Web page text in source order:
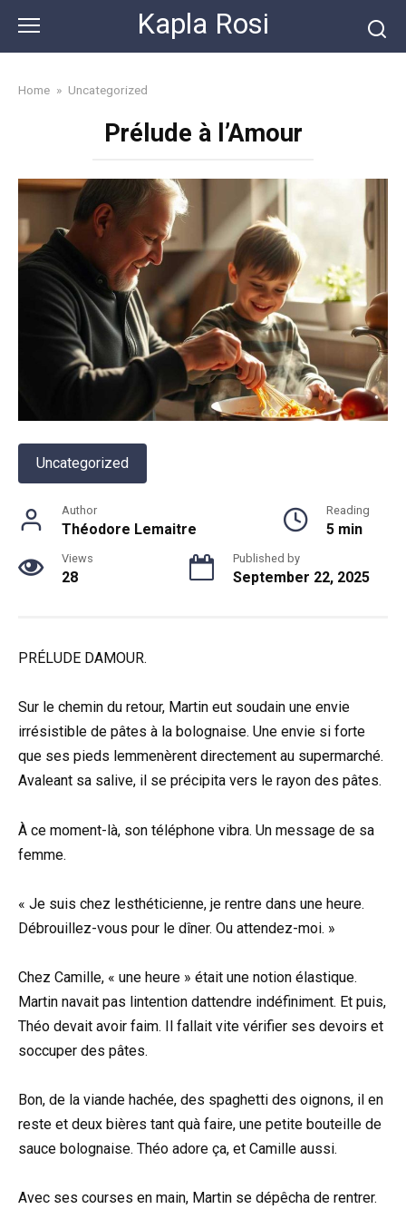
content
Kapla Rosi
Home » Uncategorized
Prélude à l’Amour
Uncategorized
Author
Théodore Lemaitre
Reading
5 min
Views
28
Published by
September 22, 2025
PRÉLUDE DAMOUR.
Sur le chemin du retour, Martin eut soudain une envie
irrésistible de pâtes à la bolognaise. Une envie si forte
que ses pieds lemmenèrent directement au supermarché.
Avaleant sa salive, il se précipita vers le rayon des pâtes.
À ce moment-là, son téléphone vibra. Un message de sa
femme.
« Je suis chez lesthéticienne, je rentre dans une heure.
Débrouillez-vous pour le dîner. Ou attendez-moi. »
Chez Camille, « une heure » était une notion élastique.
Martin navait pas lintention dattendre indéfiniment. Et puis,
Théo devait avoir faim. Il fallait vite vérifier ses devoirs et
soccuper des pâtes.
Bon, de la viande hachée, des spaghetti des oignons, il en
reste et deux bières tant quà faire, une petite bouteille de
sauce bolognaise. Théo adore ça, et Camille aussi.
Avec ses courses en main, Martin se dépêcha de rentrer.